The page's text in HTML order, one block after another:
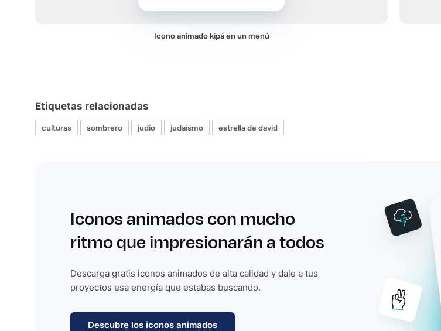
Icono animado kipá en un menú
Etiquetas relacionadas
culturas sombrero judío judaísmo estrella de david
Iconos animados con mucho
ritmo que impresionarán a todos
Descarga gratis iconos animados de alta calidad y dale a tus
proyectos esa energía que estabas buscando.
Descubre los iconos animados